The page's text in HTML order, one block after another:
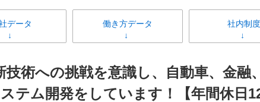
データ 働き方データ 社内制度
術への挑戦を意識し、自動車、金融
テム開発をしています！【年間休日